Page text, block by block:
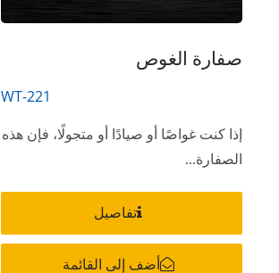
صفارة الغوص
WT-221
إذا كنت غواصًا أو صيادًا أو متجولًا، فإن هذه
الصفارة...
تفاصيل
أضف إلى القائمة